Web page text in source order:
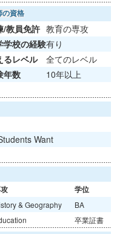
の資格
/教員免許 教育の専攻
学校の経験有り
るレベル
全てのレベル
年数
10年以上
Want
学位
& Geography
BA
卒業証書